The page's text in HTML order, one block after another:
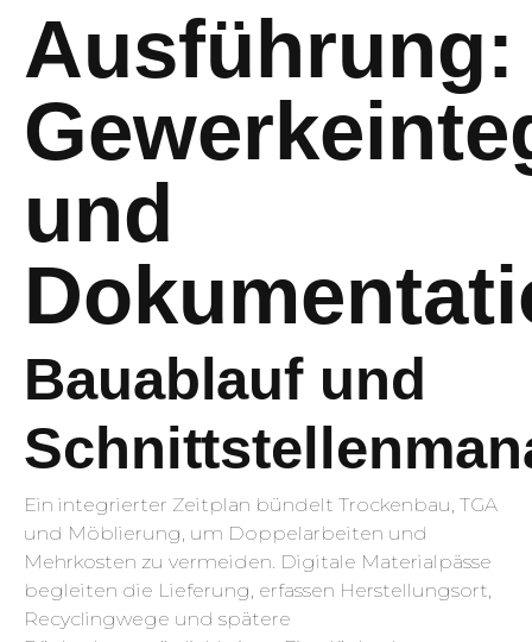
Ausführung:
und
Bauablauf und
Ein integrierter Zeitplan bündelt Trockenbau, TGA
und Möblierung, um Doppelarbeiten und
Mehrkosten zu vermeiden. Digitale Materialpässe
begleiten die Lieferung, erfassen Herstellungsort,
Recyclingwege und spätere